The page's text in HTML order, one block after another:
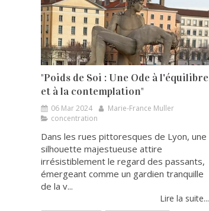
"Poids de Soi : Une Ode à l'équilibre
et à la contemplation"
06 Mar 2024
Marie-France Muller
concentration
Dans les rues pittoresques de Lyon, une
silhouette majestueuse attire
irrésistiblement le regard des passants,
émergeant comme un gardien tranquille
de la v...
Lire la suite...